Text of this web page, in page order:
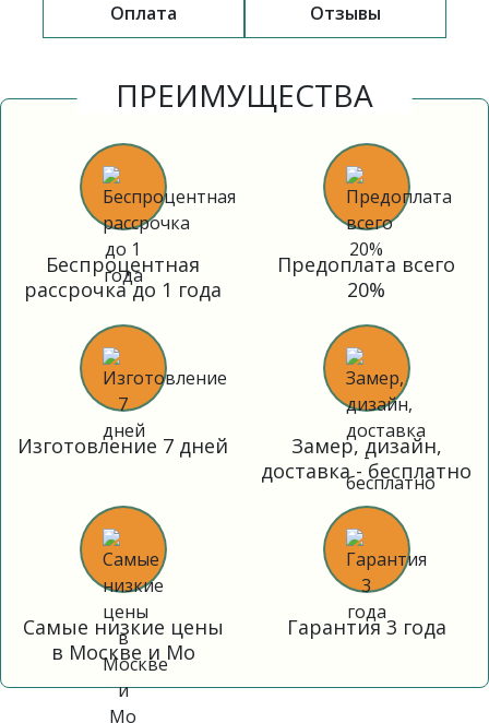
Оплата Отзывы
ПРЕИМУЩЕСТВА
Беспроцентная
рассрочка до 1 года
Предоплата всего
20%
Изготовление 7 дней
Замер, дизайн,
доставка - бесплатно
Самые низкие цены
в Москве и Мо
Гарантия 3 года